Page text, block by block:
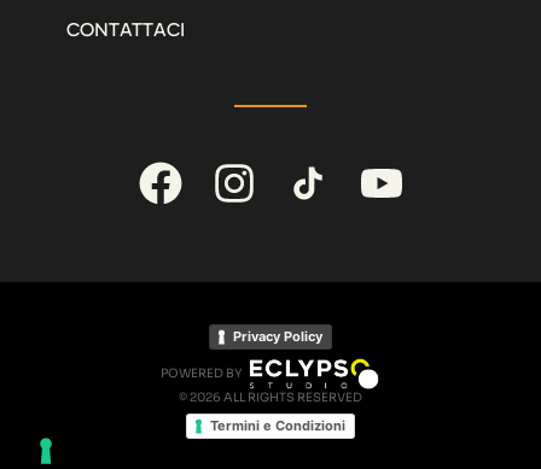
CONTATTACI
Privacy Policy
POWERED BY
© 2026 ALL RIGHTS RESERVED
Termini e Condizioni